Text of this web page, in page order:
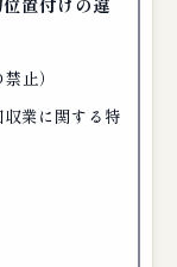
止）
業に関する特